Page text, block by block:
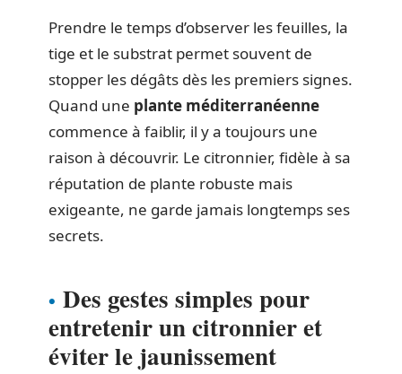
Prendre le temps d’observer les feuilles, la
tige et le substrat permet souvent de
stopper les dégâts dès les premiers signes.
Quand une plante méditerranéenne
commence à faiblir, il y a toujours une
raison à découvrir. Le citronnier, fidèle à sa
réputation de plante robuste mais
exigeante, ne garde jamais longtemps ses
secrets.
Des gestes simples pour
entretenir un citronnier et
éviter le jaunissement